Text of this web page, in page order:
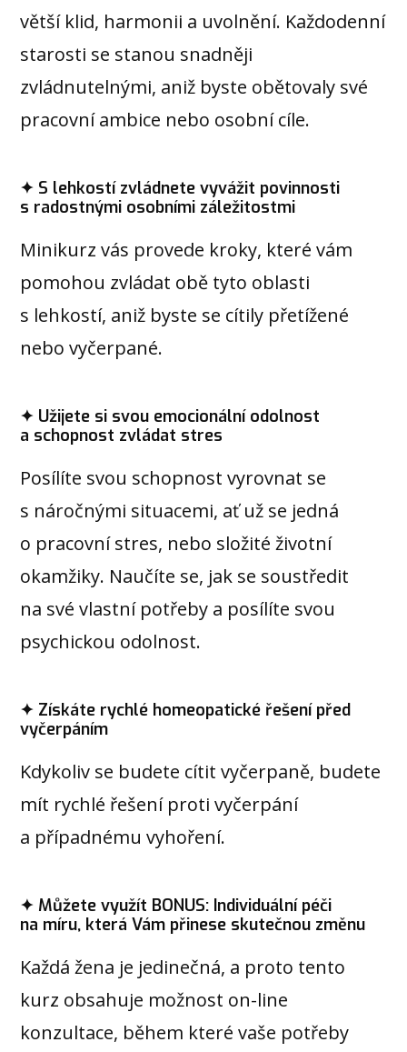
větší klid, harmonii a uvolnění. Každodenní
starosti se stanou snadněji
zvládnutelnými, aniž byste obětovaly své
pracovní ambice nebo osobní cíle.
✦ S lehkostí zvládnete vyvážit povinnosti
s radostnými osobními záležitostmi
Minikurz vás provede kroky, které vám
pomohou zvládat obě tyto oblasti
s lehkostí, aniž byste se cítily přetížené
nebo vyčerpané.
✦ Užijete si svou emocionální odolnost
a schopnost zvládat stres
Posílíte svou schopnost vyrovnat se
s náročnými situacemi, ať už se jedná
o pracovní stres, nebo složité životní
okamžiky. Naučíte se, jak se soustředit
na své vlastní potřeby a posílíte svou
psychickou odolnost.
✦ Získáte rychlé homeopatické řešení před
vyčerpáním
Kdykoliv se budete cítit vyčerpaně, budete
mít rychlé řešení proti vyčerpání
a případnému vyhoření.
✦ Můžete využít BONUS: Individuální péči
na míru, která Vám přinese skutečnou změnu
Každá žena je jedinečná, a proto tento
kurz obsahuje možnost on-line
konzultace, během které vaše potřeby